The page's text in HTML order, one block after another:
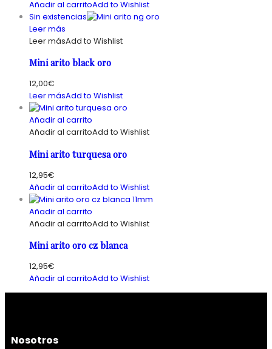
Añadir al carritoAdd to Wishlist
Sin existencias
Leer más
Leer másAdd to Wishlist
Mini arito black oro
12,00€
Leer másAdd to Wishlist
Añadir al carrito
Añadir al carritoAdd to Wishlist
Mini arito turquesa oro
12,95€
Añadir al carritoAdd to Wishlist
Añadir al carrito
Añadir al carritoAdd to Wishlist
Mini arito oro cz blanca
12,95€
Añadir al carritoAdd to Wishlist
Nosotros